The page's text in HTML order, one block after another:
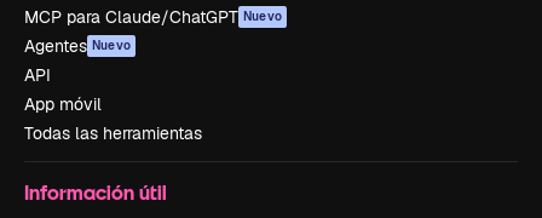
MCP para Claude/ChatGPT Nuevo
Agentes Nuevo
API
App móvil
Todas las herramientas
Información útil